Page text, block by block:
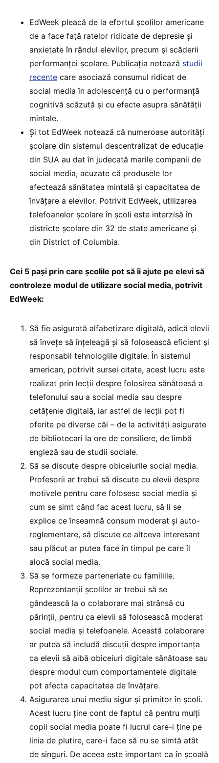
EdWeek pleacă de la efortul școlilor americane
de a face față ratelor ridicate de depresie și
anxietate în rândul elevilor, precum și scăderii
performanței școlare. Publicația notează studii
recente care asociază consumul ridicat de
social media în adolescență cu o performanță
cognitivă scăzută și cu efecte asupra sănătății
mintale.
Și tot EdWeek notează că numeroase autorități
școlare din sistemul descentralizat de educație
din SUA au dat în judecată marile companii de
social media, acuzate că produsele lor
afectează sănătatea mintală și capacitatea de
învățare a elevilor. Potrivit EdWeek, utilizarea
telefoanelor școlare în școli este interzisă în
districte școlare din 32 de state americane și
din District of Columbia.
Cei 5 pași prin care școlile pot să îi ajute pe elevi să
controleze modul de utilizare social media, potrivit
EdWeek:
Să fie asigurată alfabetizare digitală, adică elevii
să învețe să înțeleagă și să folosească eficient și
responsabil tehnologiile digitale. În sistemul
american, potrivit sursei citate, acest lucru este
realizat prin lecții despre folosirea sănătoasă a
telefonului sau a social media sau despre
cetățenie digitală, iar astfel de lecții pot fi
oferite pe diverse căi – de la activități asigurate
de bibliotecari la ore de consiliere, de limbă
engleză sau de studii sociale.
Să se discute despre obiceiurile social media.
Profesorii ar trebui să discute cu elevii despre
motivele pentru care folosesc social media și
cum se simt când fac acest lucru, să li se
explice ce înseamnă consum moderat și auto-
reglementare, să discute ce altceva interesant
sau plăcut ar putea face în timpul pe care îl
alocă social media.
Să se formeze parteneriate cu familiile.
Reprezentanții școlilor ar trebui să se
gândească la o colaborare mai strânsă cu
părinții, pentru ca elevii să folosească moderat
social media și telefoanele. Această colaborare
ar putea să includă discuții despre importanța
ca elevii să aibă obiceiuri digitale sănătoase sau
despre modul cum comportamentele digitale
pot afecta capacitatea de învățare.
Asigurarea unui mediu sigur și primitor în școli.
Acest lucru ține cont de faptul că pentru mulți
copii social media poate fi lucrul care-i ține pe
linia de plutire, care-i face să nu se simtă atât
de singuri. De aceea este important ca în școală